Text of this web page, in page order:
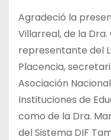
Agradeció la
Villarreal, de la
representante del
Placencia,
Asociación
Instituciones de
como de la Dra.
del Sistema DIF